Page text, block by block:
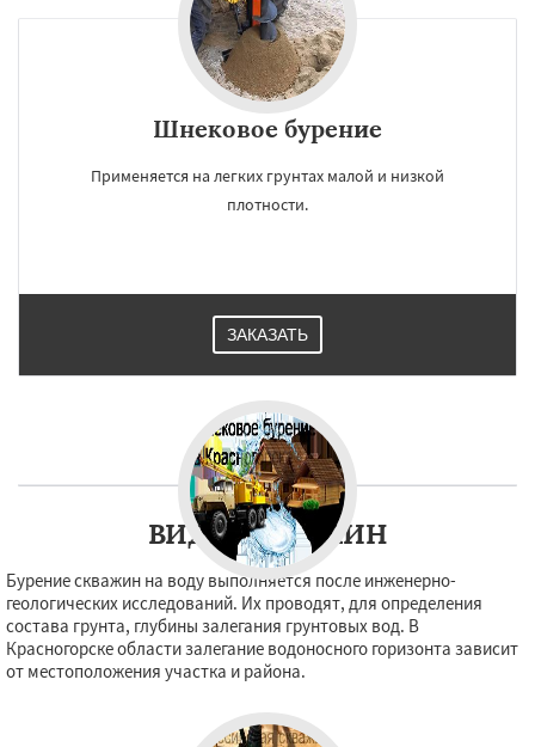
Шнековое бурение
Применяется на легких грунтах малой и низкой
плотности.
ЗАКАЗАТЬ
ВИДЫ СКВАЖИН
Бурение скважин на воду выполняется после инженерно-
геологических исследований. Их проводят, для определения
состава грунта, глубины залегания грунтовых вод. В
Красногорске области залегание водоносного горизонта зависит
от местоположения участка и района.